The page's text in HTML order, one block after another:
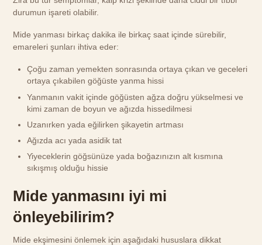
durumun işareti olabilir.
Mide yanması birkaç dakika ile birkaç saat içinde sürebilir,
emareleri şunları ihtiva eder:
Çoğu zaman yemekten sonrasında ortaya çıkan ve geceleri
ortaya çıkabilen göğüste yanma hissi
Yanmanın vakit içinde göğüsten ağza doğru yükselmesi ve
kimi zaman de boyun ve ağızda hissedilmesi
Uzanırken yada eğilirken şikayetin artması
Ağızda acı yada asidik tat
Yiyeceklerin göğsünüze yada boğazınızın alt kısmına
sıkışmış olduğu hissie
Mide yanmasını iyi mi
önleyebilirim?
Mide ekşimesini önlemek için aşağıdaki hususlara dikkat